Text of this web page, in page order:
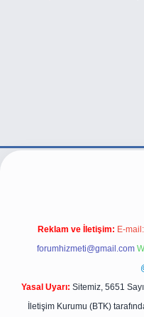
betexper.live/
Reklam ve İletişim: E-mail:
forumhizmeti@gmail.com
Yasal Uyarı: Sitemiz, 5651
İletişim Kurumu (BTK)